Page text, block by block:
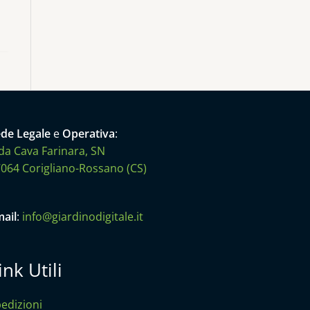
Legalee Operativa:
Cava Farinara, SN
Corigliano-Rossano (CS)
: info@giardinodigitale.it
Utili